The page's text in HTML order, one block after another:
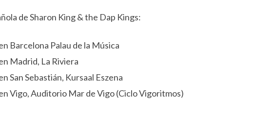
de Sharon King & the Dap Kings:
Barcelona Palau de la Música
Madrid, La Riviera
San Sebastián, Kursaal Eszena
Vigo, Auditorio Mar de Vigo (Ciclo Vigoritmos)